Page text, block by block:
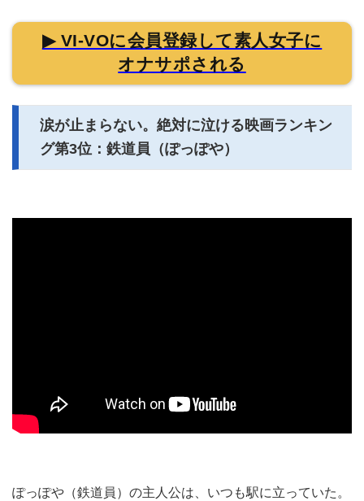
▶ VI-VOに会員登録して素人女子に
オナサポされる
涙が止まらない。絶対に泣ける映画ランキン
グ第3位：鉄道員（ぽっぽや）
ぽっぽや（鉄道員）の主人公は、いつも駅に立っていた。